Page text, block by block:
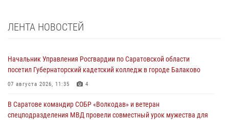
ЛЕНТА НОВОСТЕЙ
Начальник Управления Росгвардии по Саратовской области
посетил Губернаторский кадетский колледж в городе Балаково
07 августа 2026, 11:35 4
В Саратове командир СОБР «Волкодав» и ветеран
спецподразделения МВД провели совместный урок мужества для